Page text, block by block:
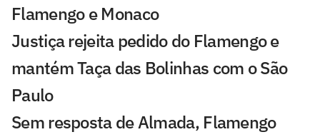
Flamengo e Monaco
Justiça rejeita pedido do Flamengo e
mantém Taça das Bolinhas com o São
Paulo
Sem resposta de Almada, Flamengo